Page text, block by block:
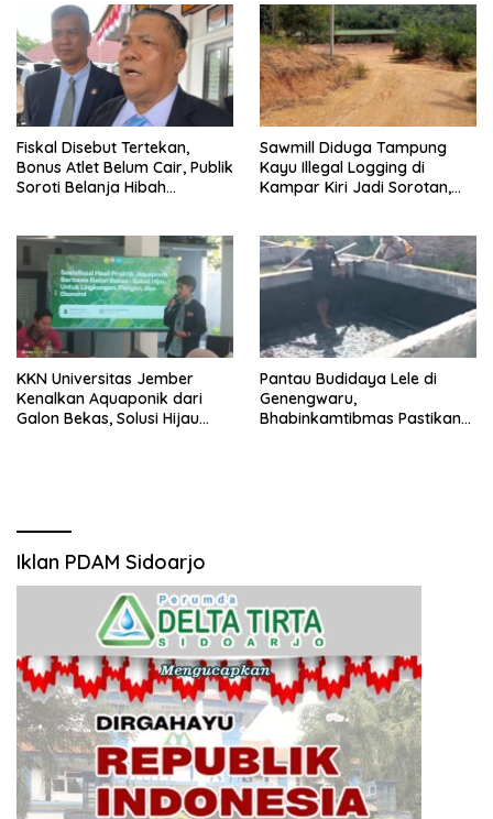
Fiskal Disebut Tertekan,
Bonus Atlet Belum Cair, Publik
Soroti Belanja Hibah
Sawmill Diduga Tampung
Kayu Illegal Logging di
Kampar Kiri Jadi Sorotan,
KKN Universitas Jember
Kenalkan Aquaponik dari
Galon Bekas, Solusi Hijau
Pantau Budidaya Lele di
Genengwaru,
Bhabinkamtibmas Pastikan
Iklan PDAM Sidoarjo